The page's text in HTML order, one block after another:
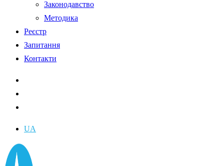
Законодавство
Методика
Реєстр
Запитання
Контакти
UA